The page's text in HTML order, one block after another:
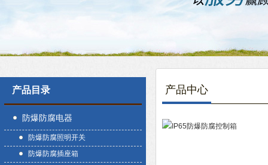
产品目录
防爆防腐电器
防爆防腐照明开关
防爆防腐插座箱
产品中心